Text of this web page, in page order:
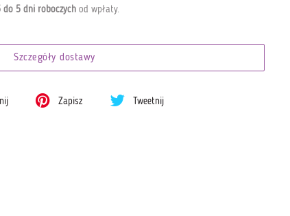
do 5 dni roboczychod wpłaty.
Szczegóły dostawy
Zapisz Tweetnij